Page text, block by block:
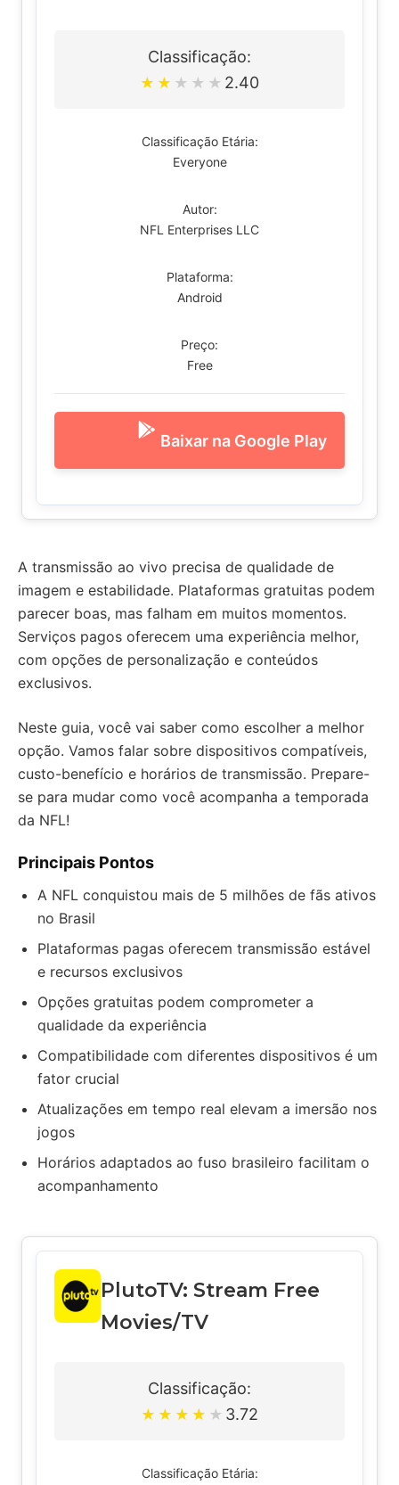
Classificação:
★ ★ ★ ★ ★ 2.40
Classificação Etária:
Everyone
Autor:
NFL Enterprises LLC
Plataforma:
Android
Preço:
Free
Baixar na Google Play
A transmissão ao vivo precisa de qualidade de
imagem e estabilidade. Plataformas gratuitas podem
parecer boas, mas falham em muitos momentos.
Serviços pagos oferecem uma experiência melhor,
com opções de personalização e conteúdos
exclusivos.
Neste guia, você vai saber como escolher a melhor
opção. Vamos falar sobre dispositivos compatíveis,
custo-benefício e horários de transmissão. Prepare-
se para mudar como você acompanha a temporada
da NFL!
Principais Pontos
A NFL conquistou mais de 5 milhões de fãs ativos
no Brasil
Plataformas pagas oferecem transmissão estável
e recursos exclusivos
Opções gratuitas podem comprometer a
qualidade da experiência
Compatibilidade com diferentes dispositivos é um
fator crucial
Atualizações em tempo real elevam a imersão nos
jogos
Horários adaptados ao fuso brasileiro facilitam o
acompanhamento
PlutoTV: Stream Free
Movies/TV
Classificação:
★ ★ ★ ★ ★ 3.72
Classificação Etária: